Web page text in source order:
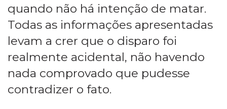
quando não há intenção de matar.
Todas as informações apresentadas
levam a crer que o disparo foi
realmente acidental, não havendo
nada comprovado que pudesse
contradizer o fato.